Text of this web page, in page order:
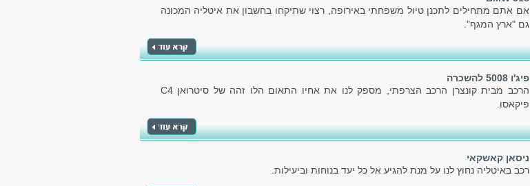
אם אתם מתחילים לתכנן טיול משפחתי באירופה, רצוי שתיקחו בחשבון את איטליה המכונה
גם "ארץ המגף".
פיג'ו 5008 להשכרה
הרכב מבית קונצרן הרכב הצרפתי, מספק לנו את אחיו התאום הלו זהה של סיטרואן C4
פיקאסו.
ניסאן קאשקאי
רכב באיטליה נחוץ לנו על מנת להגיע אל כל יעד בנוחות וביעילות.